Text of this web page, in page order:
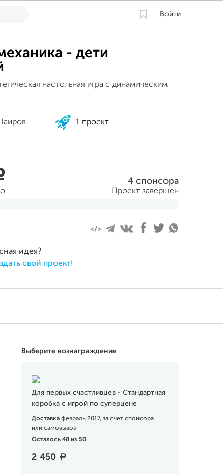
Войти
- дети
настольная игра с динамическим
1 проект
4 спонсора
Проект завершен
идея?
свой проект!
Выберите вознаграждение
Для первых счастливцев - Стандартная
коробка с игрой по суперцене
Доставка февраль 2017, за счет спонсора
или самовывоз
Осталось 48 из 50
2 450 a